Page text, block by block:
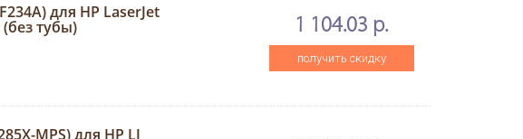
для HP LaserJet
тубы) 1 104.03 р.
получить скидку
MPS) для HP LJ